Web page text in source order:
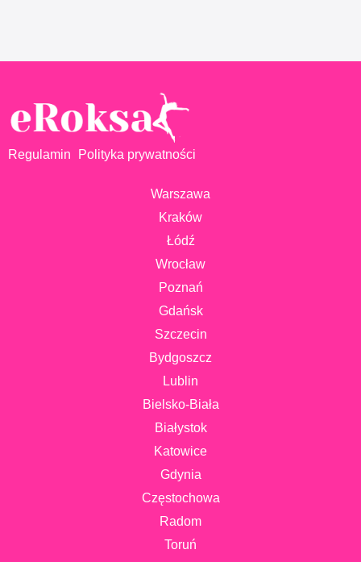
Regulamin Polityka prywatności
Warszawa
Kraków
Łódź
Wrocław
Poznań
Gdańsk
Szczecin
Bydgoszcz
Lublin
Bielsko-Biała
Białystok
Katowice
Gdynia
Częstochowa
Radom
Toruń